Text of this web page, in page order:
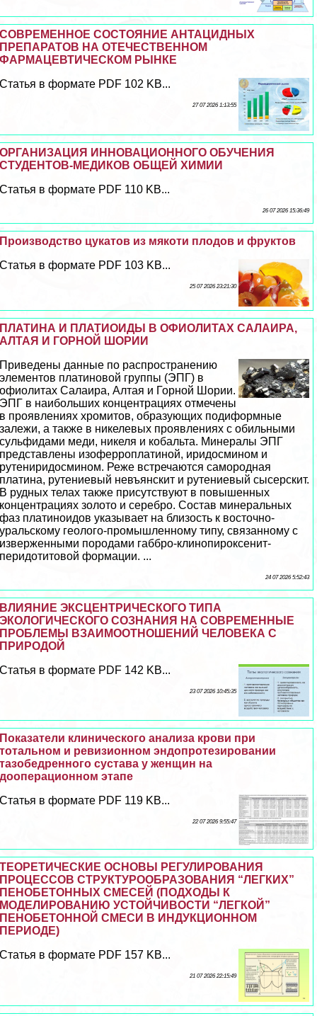
СОВРЕМЕННОЕ СОСТОЯНИЕ АНТАЦИДНЫХ
ПРЕПАРАТОВ НА ОТЕЧЕСТВЕННОМ
ФАРМАЦЕВТИЧЕСКОМ РЫНКЕ
Статья в формате PDF 102 KB...
27 07 2026 1:13:55
ОРГАНИЗАЦИЯ ИННОВАЦИОННОГО ОБУЧЕНИЯ
СТУДЕНТОВ-МЕДИКОВ ОБЩЕЙ ХИМИИ
Статья в формате PDF 110 KB...
26 07 2026 15:36:49
Производство цукатов из мякоти плодов и фруктов
Статья в формате PDF 103 KB...
25 07 2026 23:21:30
ПЛАТИНА И ПЛАТИОИДЫ В ОФИОЛИТАХ САЛАИРА,
АЛТАЯ И ГОРНОЙ ШОРИИ
Приведены данные по распространению
элементов платиновой группы (ЭПГ) в
офиолитах Салаира, Алтая и Горной Шории.
ЭПГ в наибольших концентрациях отмечены
в проявлениях хромитов, образующих подиформные
залежи, а также в никелевых проявлениях с обильными
сульфидами меди, никеля и кобальта. Минералы ЭПГ
представлены изоферроплатиной, иридосмином и
рутениридосмином. Реже встречаются самородная
платина, рутениевый невъянскит и рутениевый сысерскит.
В рудных телах также присутствуют в повышенных
концентрациях золото и серебро. Состав минеральных
фаз платиноидов указывает на близость к восточно-
уральскому геолого-промышленному типу, связанному с
изверженными породами габбро-клинопироксенит-
перидотитовой формации. ...
24 07 2026 5:52:43
ВЛИЯНИЕ ЭКСЦЕНТРИЧЕСКОГО ТИПА
ЭКОЛОГИЧЕСКОГО СОЗНАНИЯ НА СОВРЕМЕННЫЕ
ПРОБЛЕМЫ ВЗАИМООТНОШЕНИЙ ЧЕЛОВЕКА С
ПРИРОДОЙ
Статья в формате PDF 142 KB...
23 07 2026 10:45:35
Показатели клинического анализа крови при
тотальном и ревизионном эндопротезировании
тазобедренного сустава у женщин на
дооперационном этапе
Статья в формате PDF 119 KB...
22 07 2026 9:55:47
ТЕОРЕТИЧЕСКИЕ ОСНОВЫ РЕГУЛИРОВАНИЯ
ПРОЦЕССОВ СТРУКТУРООБРАЗОВАНИЯ “ЛЕГКИХ”
ПЕНОБЕТОННЫХ СМЕСЕЙ (ПОДХОДЫ К
МОДЕЛИРОВАНИЮ УСТОЙЧИВОСТИ “ЛЕГКОЙ”
ПЕНОБЕТОННОЙ СМЕСИ В ИНДУКЦИОННОМ
ПЕРИОДЕ)
Статья в формате PDF 157 KB...
21 07 2026 22:15:49